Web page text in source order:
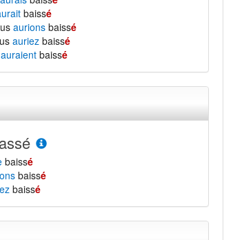
baissé
aurions baissé
auriez baissé
auraient baissé
baissé
baissé
baissé